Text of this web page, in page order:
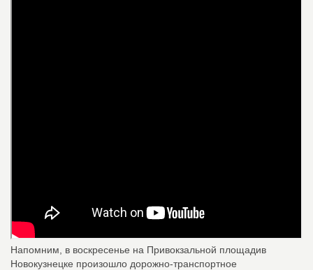
Напомним, в воскресенье на Привокзальной площадив
Новокузнецке произошло дорожно-транспортное